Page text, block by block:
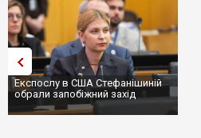
Експослу в США Стефанішиній
обрали запобіжний захід